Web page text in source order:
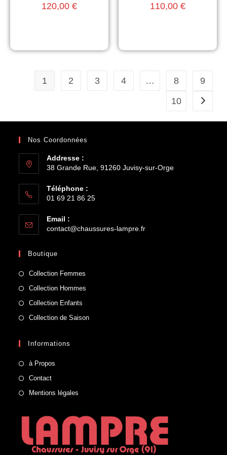
120,00 € 110,00 €
1 2 3 4 … 8
9
10
Nos Coordonnées
Addresse :
38 Grande Rue, 91260 Juvisy-sur-Orge
Téléphone :
01 69 21 86 25
Email :
contact@chaussures-lampre.fr
Boutique
Collection Femmes
Collection Hommes
Collection Enfants
Collection de Saison
Informations
à Propos
Contact
Mentions légales